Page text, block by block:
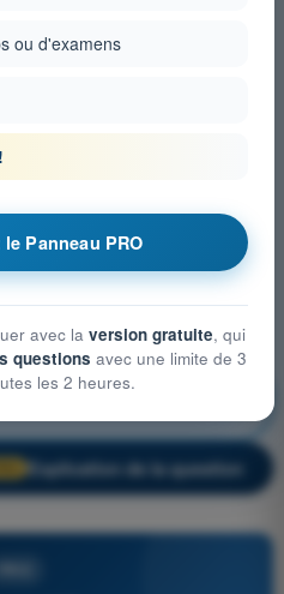
du contrôle de la
Explication de la question
ou d'examens
Panneau PRO
avec la version gratuite, qui
questions avec une limite de 3
les 2 heures.